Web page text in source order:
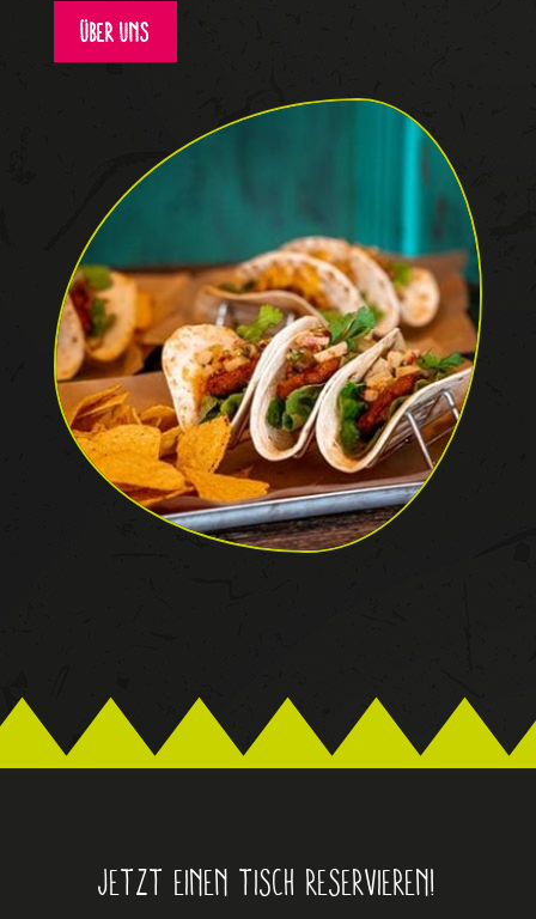
Über uns
Jetzt einen Tisch reservieren!